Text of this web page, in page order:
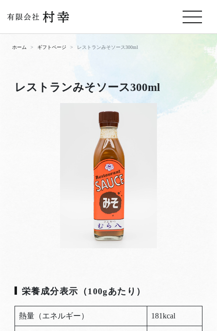
ホーム ギフトページ レストランみそソース300ml
レストランみそソース300ml
栄養成分表示（100gあたり）
熱量（エネルギー） 181kcal